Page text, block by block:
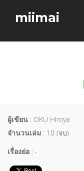
miimai
ผู้เขียน : OKU Hiroya
จำนวนเล่ม : 10 (จบ)
เรื่องย่อ : -